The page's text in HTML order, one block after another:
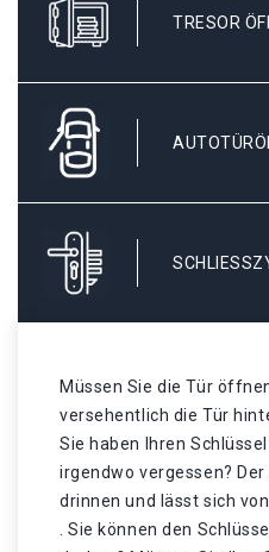
TRESOR
Müssen Sie die Tür
versehentlich die Tür
Sie haben Ihren
irgendwo vergessen?
drinnen und lässt sich
. Sie können den